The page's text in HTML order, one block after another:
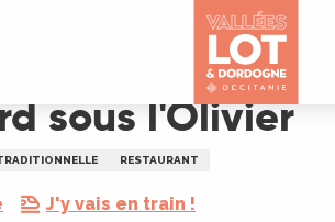
sous l'Olivier
RESTAURANT
J'y vais en train !